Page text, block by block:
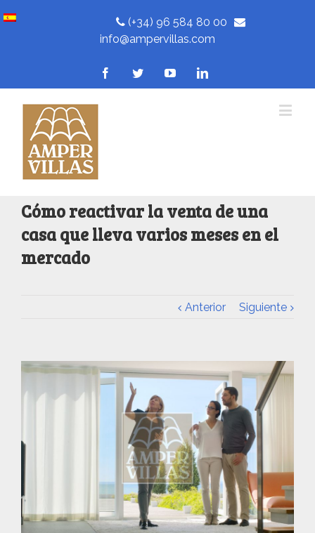
(+34) 96 584 80 00
info@ampervillas.com
Cómo reactivar la venta de una
casa que lleva varios meses en el
mercado
Anterior Siguiente